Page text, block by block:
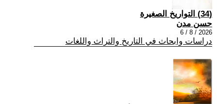
(34) التواريخ الصغيرة
حسن مدن
2026 / 8 / 6
دراسات وابحاث في التاريخ والتراث واللغات